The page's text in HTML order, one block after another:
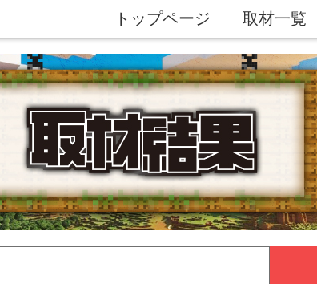
トップページ 取材一覧